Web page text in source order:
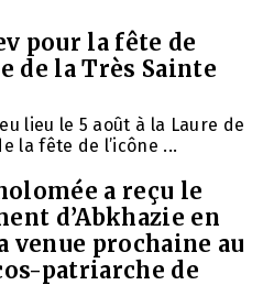
pour la fête de
de la Très Sainte
lieu le 5 août à la Laure de
la fête de l’icône ...
a reçu le
d’Abkhazie en
venue prochaine au
patriarche de